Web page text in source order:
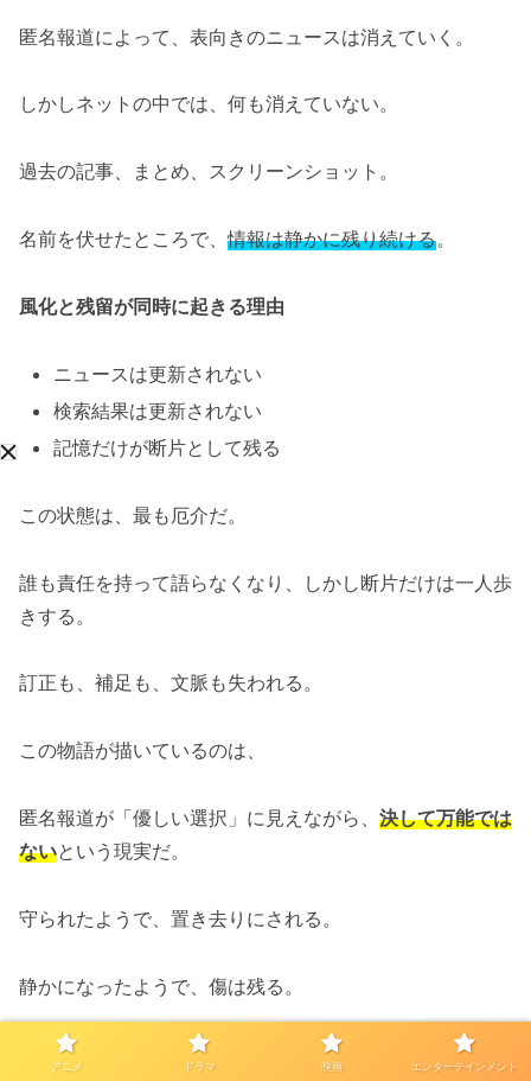
匿名報道によって、表向きのニュースは消えていく。
しかしネットの中では、何も消えていない。
過去の記事、まとめ、スクリーンショット。
名前を伏せたところで、情報は静かに残り続ける。
風化と残留が同時に起きる理由
ニュースは更新されない
検索結果は更新されない
記憶だけが断片として残る
この状態は、最も厄介だ。
誰も責任を持って語らなくなり、しかし断片だけは一人歩
きする。
訂正も、補足も、文脈も失われる。
この物語が描いているのは、
匿名報道が「優しい選択」に見えながら、 決して万能では
ないという現実だ。
守られたようで、置き去りにされる。
静かになったようで、傷は残る。
その中途半端さが、視聴者の胸に引っかかり続ける。
アニメ ドラマ 映画 エンターテインメント